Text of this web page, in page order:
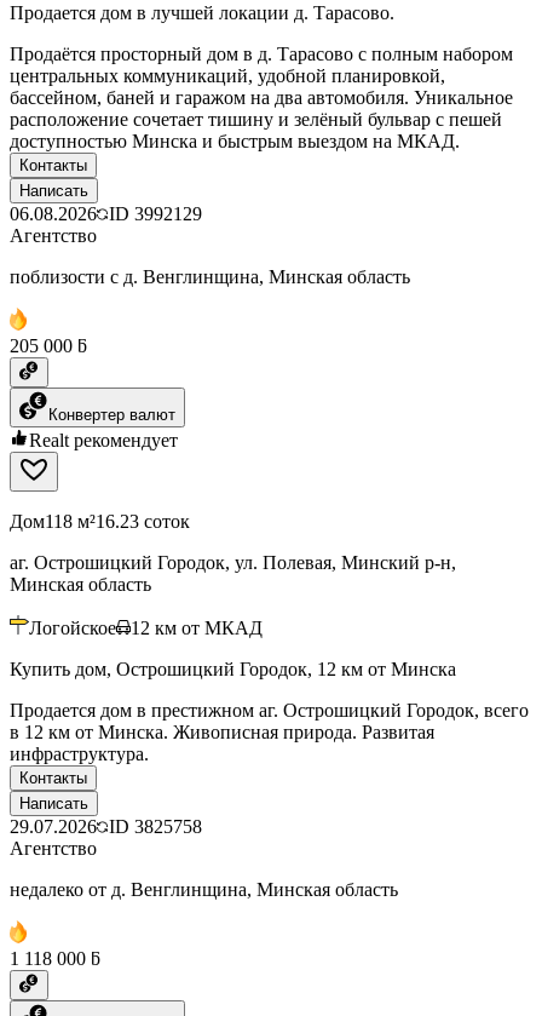
Продается дом в лучшей локации д. Тарасово.
Продаётся просторный дом в д. Тарасово с полным набором
центральных коммуникаций, удобной планировкой,
бассейном, баней и гаражом на два автомобиля. Уникальное
расположение сочетает тишину и зелёный бульвар с пешей
доступностью Минска и быстрым выездом на МКАД.
Контакты
Написать
06.08.2026 ID 3992129
Агентство
поблизости с д. Венглинщина, Минская область
205 000 ƃ
Конвертер валют
Realt рекомендует
Дом118 м²16.23 соток
аг. Острошицкий Городок, ул. Полевая, Минский р-н,
Минская область
Логойское 12 км от МКАД
Купить дом, Острошицкий Городок, 12 км от Минска
Продается дом в престижном аг. Острошицкий Городок, всего
в 12 км от Минска. Живописная природа. Развитая
инфраструктура.
Контакты
Написать
29.07.2026 ID 3825758
Агентство
недалеко от д. Венглинщина, Минская область
1 118 000 ƃ